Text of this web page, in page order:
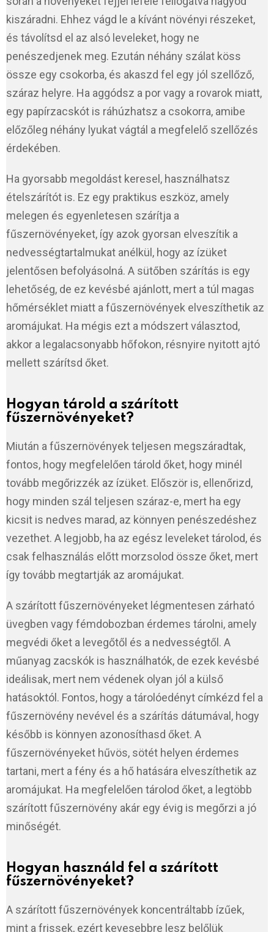
kiszáradni. Ehhez vágd le a kívánt növényi részeket,
és távolítsd el az alsó leveleket, hogy ne
penészedjenek meg. Ezután néhány szálat köss
össze egy csokorba, és akaszd fel egy jól szellőző,
száraz helyre. Ha aggódsz a por vagy a rovarok miatt,
egy papírzacskót is ráhúzhatsz a csokorra, amibe
előzőleg néhány lyukat vágtál a megfelelő szellőzés
érdekében.
Ha gyorsabb megoldást keresel, használhatsz
ételszárítót is. Ez egy praktikus eszköz, amely
melegen és egyenletesen szárítja a
fűszernövényeket, így azok gyorsan elveszítik a
nedvességtartalmukat anélkül, hogy az ízüket
jelentősen befolyásolná. A sütőben szárítás is egy
lehetőség, de ez kevésbé ajánlott, mert a túl magas
hőmérséklet miatt a fűszernövények elveszíthetik az
aromájukat. Ha mégis ezt a módszert választod,
akkor a legalacsonyabb hőfokon, résnyire nyitott ajtó
mellett szárítsd őket.
Hogyan tárold a szárított
fűszernövényeket?
Miután a fűszernövények teljesen megszáradtak,
fontos, hogy megfelelően tárold őket, hogy minél
tovább megőrizzék az ízüket. Először is, ellenőrizd,
hogy minden szál teljesen száraz-e, mert ha egy
kicsit is nedves marad, az könnyen penészedéshez
vezethet. A legjobb, ha az egész leveleket tárolod, és
csak felhasználás előtt morzsolod össze őket, mert
így tovább megtartják az aromájukat.
A szárított fűszernövényeket légmentesen zárható
üvegben vagy fémdobozban érdemes tárolni, amely
megvédi őket a levegőtől és a nedvességtől. A
műanyag zacskók is használhatók, de ezek kevésbé
ideálisak, mert nem védenek olyan jól a külső
hatásoktól. Fontos, hogy a tárolóedényt címkézd fel a
fűszernövény nevével és a szárítás dátumával, hogy
később is könnyen azonosíthasd őket. A
fűszernövényeket hűvös, sötét helyen érdemes
tartani, mert a fény és a hő hatására elveszíthetik az
aromájukat. Ha megfelelően tárolod őket, a legtöbb
szárított fűszernövény akár egy évig is megőrzi a jó
minőségét.
Hogyan használd fel a szárított
fűszernövényeket?
A szárított fűszernövények koncentráltabb ízűek,
mint a frissek, ezért kevesebbre lesz belőlük